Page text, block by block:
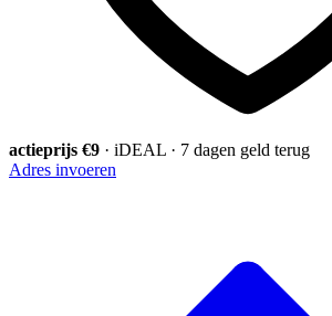
actieprijs €9 · iDEAL · 7 dagen geld terug
Adres invoeren